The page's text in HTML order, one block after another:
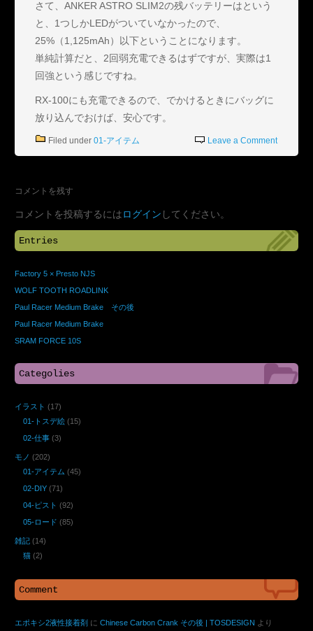
さて、ANKER ASTRO SLIM2の残バッテリーはという
と、1つしかLEDがついていなかったので、
25%（1,125mAh）以下ということになります。
単純計算だと、2回弱充電できるはずですが、実際は1
回強という感じですね。
RX-100にも充電できるので、でかけるときにバッグに
放り込んでおけば、安心です。
Leave a Comment
Filed under 01-アイテム
コメントを残す
コメントを投稿するにはログイン してください。
Entries
Factory 5 × Presto NJS
WOLF TOOTH ROADLINK
Paul Racer Medium Brake その後
Paul Racer Medium Brake
SRAM FORCE 10S
Categolies
イラスト (17)
01-トスデ絵(15)
02-仕事(3)
モノ (202)
01-アイテム (45)
02-DIY(71)
04-ピスト (92)
05-ロード (85)
雑記 (14)
猫(2)
Comment
エポキシ2液性接着剤 にChinese Carbon Crank その後 | TOSDESIGN より